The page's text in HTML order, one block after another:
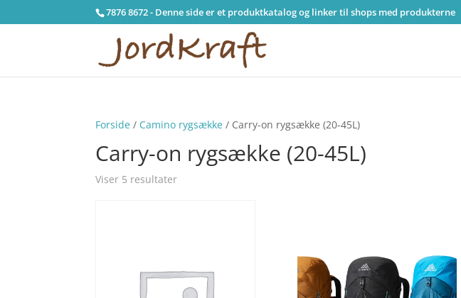
7876 8672 - Denne side er et produktkatalog og linker til shops med produkterne
Forside / Camino rygsække / Carry-on rygsække (20-45L)
Carry-on rygsække (20-45L)
Viser 5 resultater